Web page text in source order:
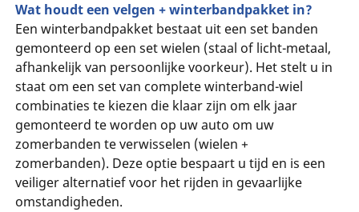
Wat houdt een velgen + winterbandpakket in?
Een winterbandpakket bestaat uit een set banden
gemonteerd op een set wielen (staal of licht-metaal,
afhankelijk van persoonlijke voorkeur). Het stelt u in
staat om een set van complete winterband-wiel
combinaties te kiezen die klaar zijn om elk jaar
gemonteerd te worden op uw auto om uw
zomerbanden te verwisselen (wielen +
zomerbanden). Deze optie bespaart u tijd en is een
veiliger alternatief voor het rijden in gevaarlijke
omstandigheden.